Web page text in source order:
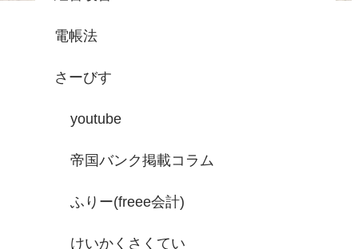
電帳法
さーびす
youtube
帝国バンク掲載コラム
ふりー(freee会計)
けいかくさくてい